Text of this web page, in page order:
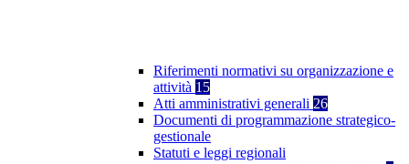
Riferimenti normativi su organizzazione e
attività 15
Atti amministrativi generali 26
Documenti di programmazione strategico-
gestionale
Statuti e leggi regionali